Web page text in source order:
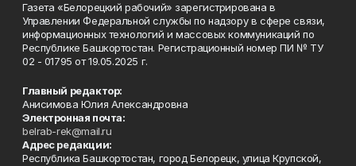
Газета «Белорецкий рабочий» зарегистрирована в
Управлении Федеральной службы по надзору в сфере связи,
информационных технологий и массовых коммуникаций по
Республике Башкортостан. Регистрационный номер ПИ № ТУ
02 - 01795 от 19.05.2025 г.
Главный редактор:
Анисимова Юлия Александровна
Электронная почта:
belrab-rek@mail.ru
Адрес редакции:
Республика Башкортостан, город Белорецк, улица Крупской,